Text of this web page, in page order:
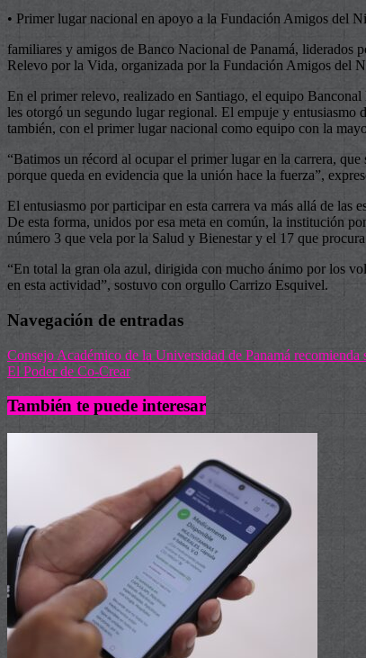
• Primer lugar nacional en apoyo a la Fundación Amigos del
familiares y amigos de Banco Nacional de Panamá, liderados
Relevo por la Vida, organizada por la Fundación Amigos del
En el primer relevo, realizado en Santiago, el equipo
les otorgó un segundo lugar regional. El empuje y entusiasmo
también, con el primer lugar nacional como equipo con la
“Batimos un récord al ocupar el primer lugar en la carrera,
porque queda en evidencia que la unión hace la fuerza”,
El entusiasmo por participar en esta carrera va más allá de las
De esta forma, unidos por esa meta en común, la institución
número 3 que vela por la Salud y Bienestar y el 17 que
“En total la gran ola azul, dirigida con mucho ánimo por los
en esta actividad”, sostuvo con orgullo Carrizo Esquivel.
Navegación de entradas
Consejo Académico de la Universidad de Panamá
El Poder de Co-Crear
También te puede interesar